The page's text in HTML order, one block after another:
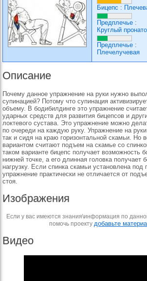
Бицепс :
Предплечье :
Круглый
Предплечье :
Плечелучевая
Описание
Почему данное упражнение на руки нужно
супинацией? Потому что супинация
объему. В бодибилдинге это упражнение
ударных средств для развития бицепсов и
локтевого сустава. Это упражнение можно
по очереди на каждую руку. Упражнение на
так и сидя на краю горизонтальной скамьи. Но
вариантом считают подъем на скамье со
таком варианте бицепс получает возможность
нижней точке, а его длинная головка
нагрузку. Если спинка скамьи установлена
упражнение практически не отличается от
стоя.
Изображения
Если у вас имеются знания\информация по
помочь проекту добавьте
Видео